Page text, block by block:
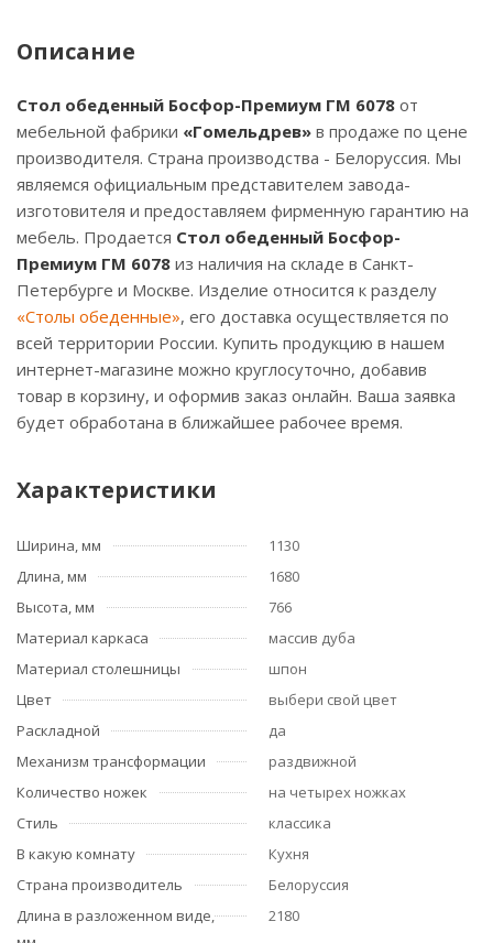
Описание
Стол обеденный Босфор-Премиум ГМ 6078 от
мебельной фабрики «Гомельдрев» в продаже по цене
производителя. Страна производства - Белоруссия. Мы
являемся официальным представителем завода-
изготовителя и предоставляем фирменную гарантию на
мебель. Продается Стол обеденный Босфор-
Премиум ГМ 6078 из наличия на складе в Санкт-
Петербурге и Москве. Изделие относится к разделу
«Столы обеденные», его доставка осуществляется по
всей территории России. Купить продукцию в нашем
интернет-магазине можно круглосуточно, добавив
товар в корзину, и оформив заказ онлайн. Ваша заявка
будет обработана в ближайшее рабочее время.
Характеристики
Ширина, мм
1130
Длина, мм
1680
Высота, мм
766
Материал каркаса
массив дуба
Материал столешницы
шпон
Цвет
выбери свой цвет
Раскладной
да
Механизм трансформации
раздвижной
Количество ножек
на четырех ножках
Стиль
классика
В какую комнату
Кухня
Страна производитель
Белоруссия
Длина в разложенном виде,
2180